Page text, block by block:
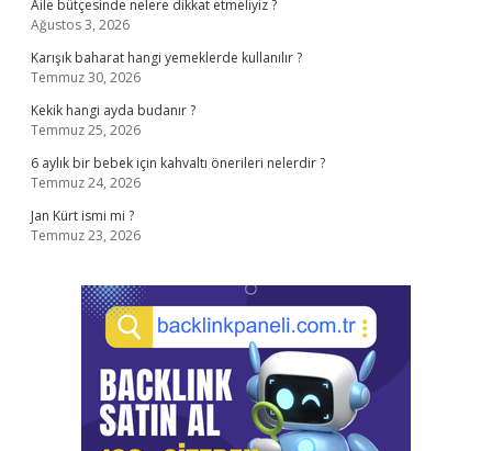
Aile bütçesinde nelere dikkat etmeliyiz ?
Ağustos 3, 2026
Karışık baharat hangi yemeklerde kullanılır ?
Temmuz 30, 2026
Kekik hangi ayda budanır ?
Temmuz 25, 2026
6 aylık bir bebek için kahvaltı önerileri nelerdir ?
Temmuz 24, 2026
Jan Kürt ismi mi ?
Temmuz 23, 2026